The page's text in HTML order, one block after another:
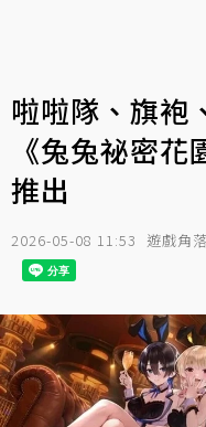
啦啦隊、旗袍
《兔兔祕密
推出
2026-05-08 11:53 遊戲角